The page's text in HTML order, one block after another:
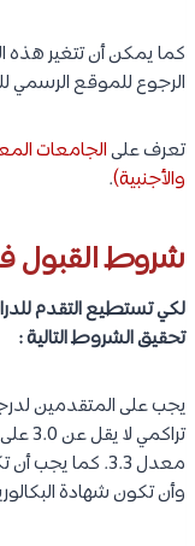
كما يمكن أن تتغير هذه
الرجوع للموقع الرسمي
تعرف علىالجامعات
والأجنبية).
شروط القبول
لكي تستطيع التقدم
تحقيق الشروط التالية :
يجب على المتقدمين
معدل 3.3. كما
وأن تكون شهادة